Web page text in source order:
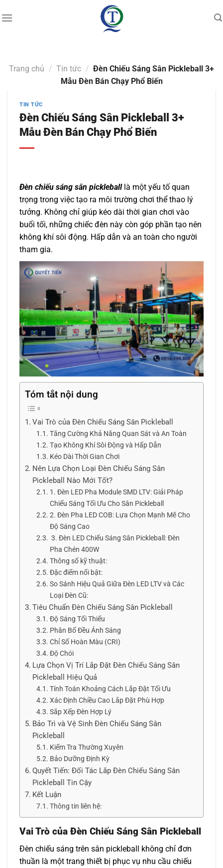
to
Trang chủ / Tin tức / Đèn Chiếu Sáng Sân Pickleball 3+
Mẫu Đèn Bán Chạy Phổ Biến
TIN TỨC
Đèn Chiếu Sáng Sân Pickleball 3+
Mẫu Đèn Bán Chạy Phổ Biến
Đèn chiếu sáng sân pickleballlà một yếu tố quan
trọng trong việc tạo ra môi trường chơi thể thao lý
tưởng. Không chỉ giúp kéo dài thời gian chơi vào
buổi tối, những chiếc đèn này còn góp phần tạo nên
không khí sôi động. Hấp dẫn và an toàn cho người
tham gia.
Tóm tắt nội dung
Vai Trò của Đèn Chiếu Sáng Sân Pickleball
Tăng Cường Khả Năng Quan Sát và An Toàn
Tạo Không Khí Sôi Động và Hấp Dẫn
Kéo Dài Thời Gian Chơi
Nên Lựa Chọn Loại Đèn Chiếu Sáng Sân
Pickleball Nào Mới Tốt?
1. Đèn LED Pha Module SMD LTV: Giải Pháp
Chiếu Sáng Tối Ưu Cho Sân Pickleball
2. Đèn Pha LED COB: Lựa Chọn Mạnh Mẽ Cho
Độ Sáng Cao
3. Đèn LED Chiếu Sáng Sân Pickleball: Đèn
Pha Chén 400W
Thông số kỹ thuật:
Đặc điểm nổi bật:
So Sánh Hiệu Quả Giữa Đèn LED LTV và Các
Loại Đèn Cũ:
Tiêu Chuẩn Đèn Chiếu Sáng Sân Pickleball
Độ Sáng Tối Thiểu
Phân Bố Đều Ánh Sáng
Chỉ Số Hoàn Màu (CRI)
Độ Chói
Lựa Chọn Vị Trí Lắp Đặt Đèn Chiếu Sáng Sân
Pickleball Hiệu Quả
Tính Toán Khoảng Cách Lắp Đặt Tối Ưu
Xác Định Chiều Cao Lắp Đặt Phù Hợp
Sắp Xếp Đèn Hợp Lý
Bảo Trì và Vệ Sinh Đèn Chiếu Sáng Sân
Pickleball
Kiểm Tra Thường Xuyên
Bảo Dưỡng Định Kỳ
Quyết Tiến: Đối Tác Lắp Đèn Chiếu Sáng Sân
Pickleball Tin Cậy
Kết Luận
Thông tin liên hệ:
Vai Trò của Đèn Chiếu Sáng Sân Pickleball
Đèn chiếu sáng trên sân pickleball không chỉ đơn
thuần là một trang thiết bị phục vụ nhu cầu chiếu